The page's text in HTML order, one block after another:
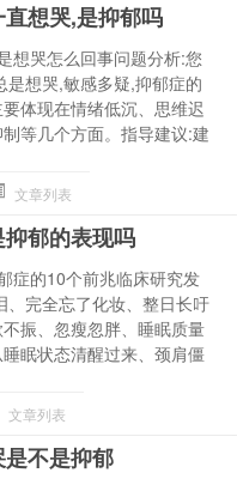
想哭,是抑郁吗
想哭怎么回事问题分析:您
是想哭,敏感多疑,抑郁症的
体现在情绪低沉、思维迟
等几个方面。指导建议:建
文章列表
郁的表现吗
症的10个前兆临床研究发
、完全忘了化妆、整日长吁
振、忽瘦忽胖、睡眠质量
眠状态清醒过来、颈肩僵
文章列表
不是抑郁